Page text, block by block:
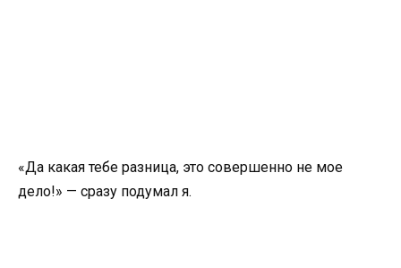
«Да какая тебе разница, это совершенно не мое
дело!» — сразу подумал я.